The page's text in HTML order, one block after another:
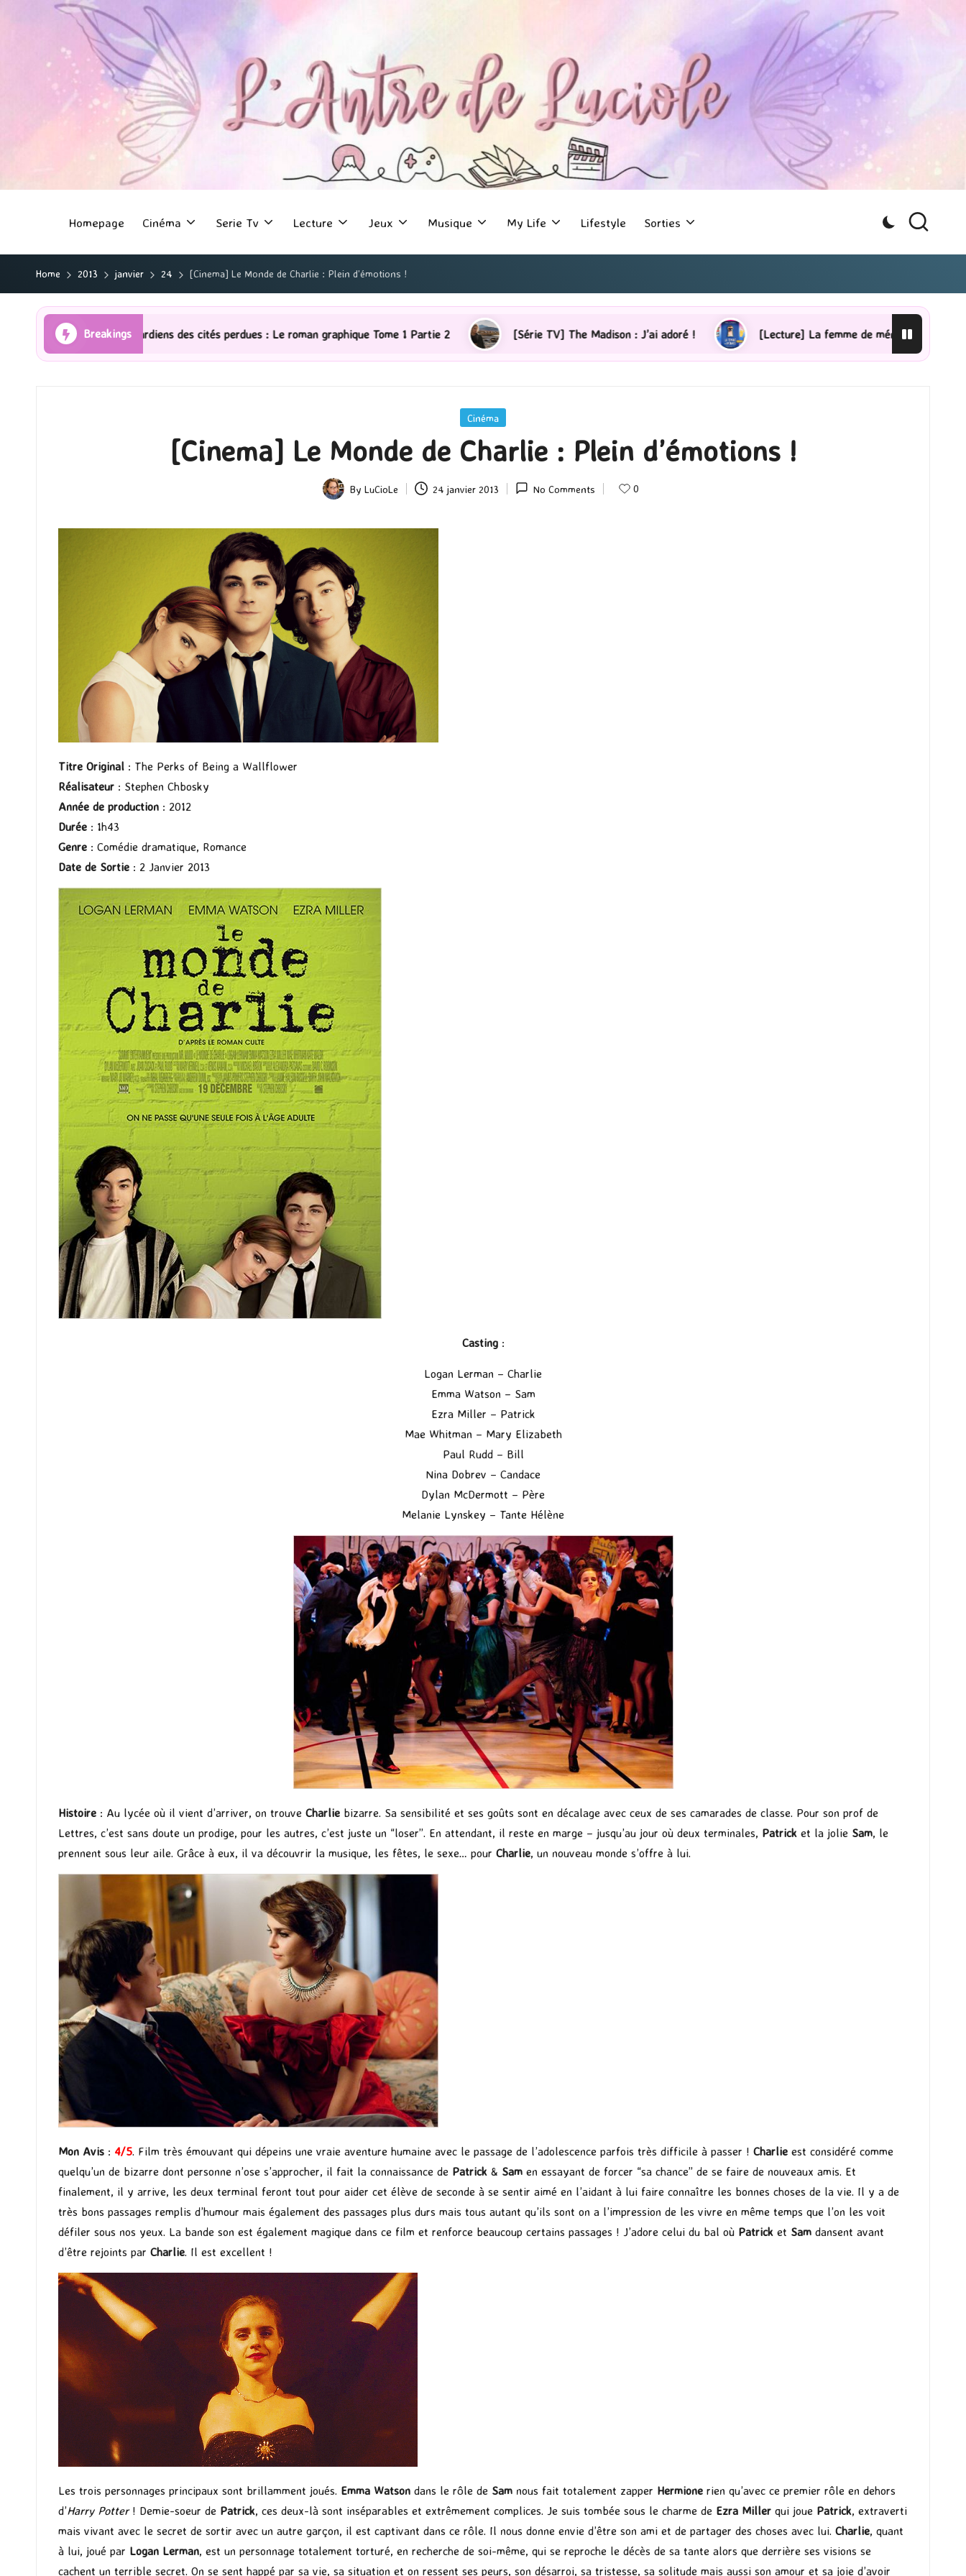
Homepage Cinéma Serie Tv Lecture Jeux Musique My Life Lifestyle Sorties
Home 2013 janvier 24 [Cinema] Le Monde de Charlie : Plein d’émotions !
Breakings
Gardiens des cités perdues : Le roman graphique Tome 1 Partie 2 [Série TV] The Madison : J’ai adoré ! [Lecture] La femme de ménage : J’ai sauté le pas !
Posted
Cinéma
[Cinema] Le Monde de Charlie : Plein d’émotions !
Posted
By LuCioLe 24 janvier 2013 No Comments 0
Titre Original : The Perks of Being a Wallflower
Réalisateur : Stephen Chbosky
Année de production : 2012
Durée : 1h43
Genre : Comédie dramatique, Romance
Date de Sortie : 2 Janvier 2013
Casting:
Logan Lerman – Charlie
Emma Watson – Sam
Ezra Miller – Patrick
Mae Whitman – Mary Elizabeth
Paul Rudd – Bill
Nina Dobrev – Candace
Dylan McDermott – Père
Melanie Lynskey – Tante Hélène
Histoire : Au lycée où il vient d’arriver, on trouve Charlie bizarre. Sa sensibilité et ses goûts sont en décalage avec ceux de ses camarades de classe. Pour son prof de
Lettres, c’est sans doute un prodige, pour les autres, c’est juste un “loser”. En attendant, il reste en marge – jusqu’au jour où deux terminales, Patrick et la jolie Sam, le
prennent sous leur aile. Grâce à eux, il va découvrir la musique, les fêtes, le sexe… pour Charlie, un nouveau monde s’offre à lui.
Mon Avis : 4/5. Film très émouvant qui dépeins une vraie aventure humaine avec le passage de l’adolescence parfois très difficile à passer ! Charlie est considéré comme
quelqu’un de bizarre dont personne n’ose s’approcher, il fait la connaissance de Patrick & Sam en essayant de forcer “sa chance” de se faire de nouveaux amis. Et
finalement, il y arrive, les deux terminal feront tout pour aider cet élève de seconde à se sentir aimé en l’aidant à lui faire connaître les bonnes choses de la vie. Il y a de
très bons passages remplis d’humour mais également des passages plus durs mais tous autant qu’ils sont on a l’impression de les vivre en même temps que l’on les voit
défiler sous nos yeux. La bande son est également magique dans ce film et renforce beaucoup certains passages ! J’adore celui du bal où Patrick et Sam dansent avant
d’être rejoints par Charlie. Il est excellent !
Les trois personnages principaux sont brillamment joués. Emma Watson dans le rôle de Sam nous fait totalement zapper Hermione rien qu’avec ce premier rôle en dehors
d’Harry Potter! Demie-soeur de Patrick, ces deux-là sont inséparables et extrêmement complices. Je suis tombée sous le charme de Ezra Miller qui joue Patrick, extraverti
mais vivant avec le secret de sortir avec un autre garçon, il est captivant dans ce rôle. Il nous donne envie d’être son ami et de partager des choses avec lui. Charlie, quant
à lui, joué par Logan Lerman, est un personnage totalement torturé, en recherche de soi-même, qui se reproche le décès de sa tante alors que derrière ses visions se
cachent un terrible secret. On se sent happé par sa vie, sa situation et on ressent ses peurs, son désarroi, sa tristesse, sa solitude mais aussi son amour et sa joie d’avoir